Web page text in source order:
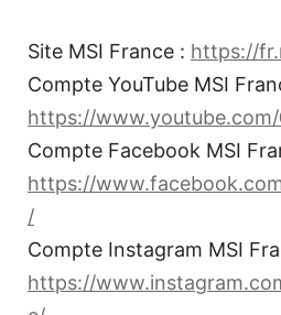
Site MSI France : https://
Compte YouTube MSI
https://www.youtube.com/
Compte Facebook MSI
https://
/
Compte Instagram MSI
https://